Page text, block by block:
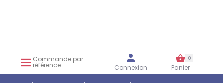
Commande par
référence Connexion Panier
0